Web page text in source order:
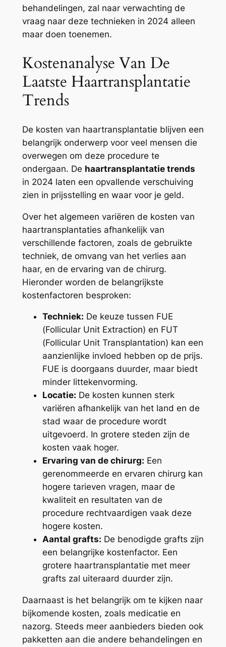
behandelingen, zal naar verwachting de
vraag naar deze technieken in 2024 alleen
maar doen toenemen.
Kostenanalyse Van De
Laatste Haartransplantatie
Trends
De kosten van haartransplantatie blijven een
belangrijk onderwerp voor veel mensen die
overwegen om deze procedure te
ondergaan. De haartransplantatie trends
in 2024 laten een opvallende verschuiving
zien in prijsstelling en waar voor je geld.
Over het algemeen variëren de kosten van
haartransplantaties afhankelijk van
verschillende factoren, zoals de gebruikte
techniek, de omvang van het verlies aan
haar, en de ervaring van de chirurg.
Hieronder worden de belangrijkste
kostenfactoren besproken:
Techniek: De keuze tussen FUE
(Follicular Unit Extraction) en FUT
(Follicular Unit Transplantation) kan een
aanzienlijke invloed hebben op de prijs.
FUE is doorgaans duurder, maar biedt
minder littekenvorming.
Locatie: De kosten kunnen sterk
variëren afhankelijk van het land en de
stad waar de procedure wordt
uitgevoerd. In grotere steden zijn de
kosten vaak hoger.
Ervaring van de chirurg: Een
gerenommeerde en ervaren chirurg kan
hogere tarieven vragen, maar de
kwaliteit en resultaten van de
procedure rechtvaardigen vaak deze
hogere kosten.
Aantal grafts: De benodigde grafts zijn
een belangrijke kostenfactor. Een
grotere haartransplantatie met meer
grafts zal uiteraard duurder zijn.
Daarnaast is het belangrijk om te kijken naar
bijkomende kosten, zoals medicatie en
nazorg. Steeds meer aanbieders bieden ook
pakketten aan die andere behandelingen en